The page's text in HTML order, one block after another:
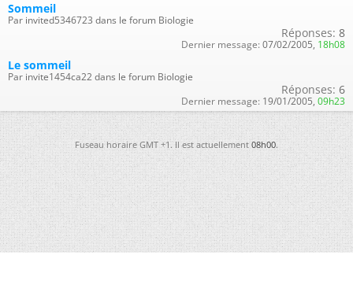
Sommeil
Par invited5346723 dans le forum Biologie
Réponses: 8
Dernier message: 07/02/2005, 18h08
Le sommeil
Par invite1454ca22 dans le forum Biologie
Réponses: 6
Dernier message: 19/01/2005, 09h23
Fuseau horaire GMT +1. Il est actuellement08h00.